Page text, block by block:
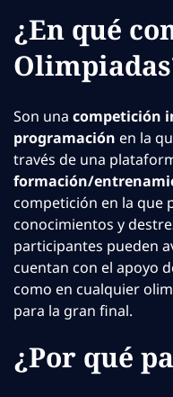
¿En qué
Son una competición
programación en la
través de una
formación/
competición en la que
conocimientos y
participantes pueden
cuentan con el apoyo
como en cualquier
para la gran final.
¿Por qué